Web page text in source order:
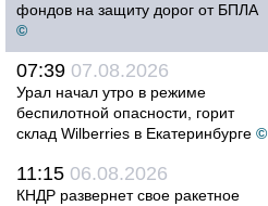
фондов на защиту дорог от БПЛА
©
07:39 07.08.2026
Урал начал утро в режиме
беспилотной опасности, горит
склад Wilberries в Екатеринбурге ©
11:15 06.08.2026
КНДР развернет свое ракетное